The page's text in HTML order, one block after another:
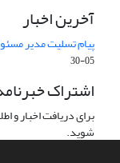
آخرین اخبار
پیام تسلیت مدیر
05-30
اشتراک
برای دریافت اخبار و
شوید.